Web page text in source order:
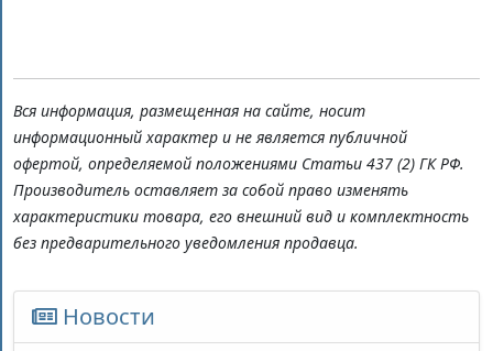
Вся информация, размещенная на сайте, носит
информационный характер и не является публичной
офертой, определяемой положениями Статьи 437 (2) ГК РФ.
Производитель оставляет за собой право изменять
характеристики товара, его внешний вид и комплектность
без предварительного уведомления продавца.
Новости